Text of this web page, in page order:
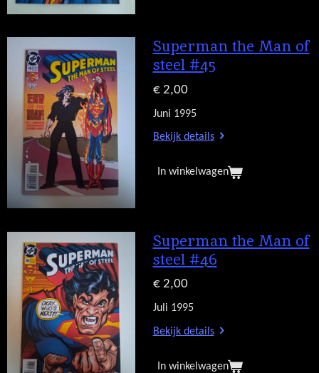
Superman the Man of
steel #45
€ 2,00
Juni 1995
Bekijk details
In winkelwagen
Superman the Man of
steel #46
€ 2,00
Juli 1995
Bekijk details
In winkelwagen